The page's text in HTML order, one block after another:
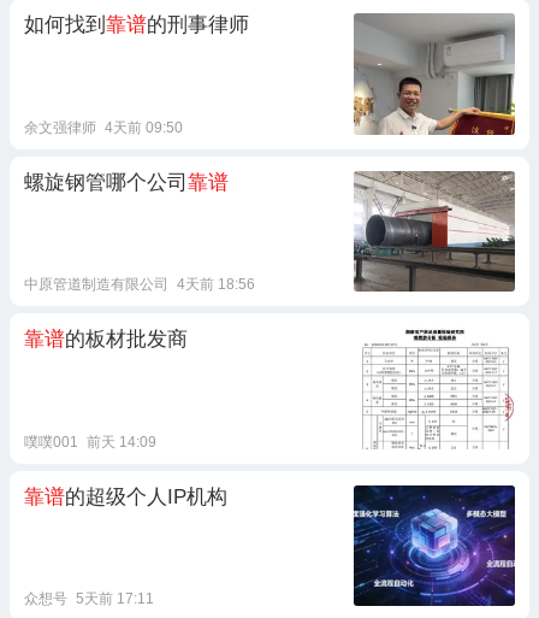
如何找到 靠谱的刑事律师
余文强律师 4天前 09:50
螺旋钢管哪个公司 靠谱
中原管道制造有限公司 4天前 18:56
靠谱的板材批发商
噗噗001 前天 14:09
靠谱的超级个人IP机构
众想号 5天前 17:11